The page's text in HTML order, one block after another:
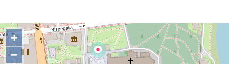
+
−